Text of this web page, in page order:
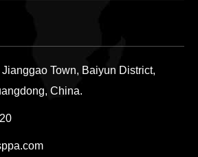
Town, Baiyun District,
China.